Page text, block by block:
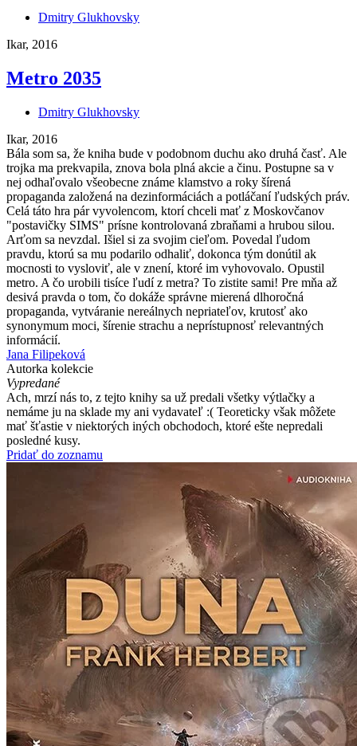
Dmitry Glukhovsky
Ikar, 2016
Metro 2035
Dmitry Glukhovsky
Ikar, 2016
Bála som sa, že kniha bude v podobnom duchu ako druhá časť. Ale
trojka ma prekvapila, znova bola plná akcie a činu. Postupne sa v
nej odhaľovalo všeobecne známe klamstvo a roky šírená
propaganda založená na dezinformáciách a potláčaní ľudských práv.
Celá táto hra pár vyvolencom, ktorí chceli mať z Moskovčanov
"postavičky SIMS" prísne kontrolovaná zbraňami a hrubou silou.
Arťom sa nevzdal. Išiel si za svojim cieľom. Povedal ľudom
pravdu, ktorú sa mu podarilo odhaliť, dokonca tým donútil ak
mocnosti to vysloviť, ale v znení, ktoré im vyhovovalo. Opustil
metro. A čo urobili tisíce ľudí z metra? To zistite sami! Pre mňa až
desivá pravda o tom, čo dokáže správne mierená dlhoročná
propaganda, vytváranie nereálnych nepriateľov, krutosť ako
synonymum moci, šírenie strachu a neprístupnosť relevantných
informácií.
Jana Filipeková
Autorka kolekcie
Vypredané
Ach, mrzí nás to, z tejto knihy sa už predali všetky výtlačky a
nemáme ju na sklade my ani vydavateľ :( Teoreticky však môžete
mať šťastie v niektorých iných obchodoch, ktoré ešte nepredali
posledné kusy.
Pridať do zoznamu